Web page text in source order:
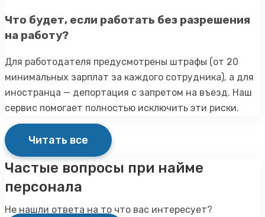
Что будет, если работать без разрешения
на работу?
Для работодателя предусмотрены штрафы (от 20
минимальных зарплат за каждого сотрудника), а для
иностранца — депортация с запретом на въезд. Наш
сервис помогает полностью исключить эти риски.
Читать все
Частые вопросы при найме
персонала
Не нашли ответа на то что вас интересует?